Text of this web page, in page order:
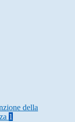
della
1